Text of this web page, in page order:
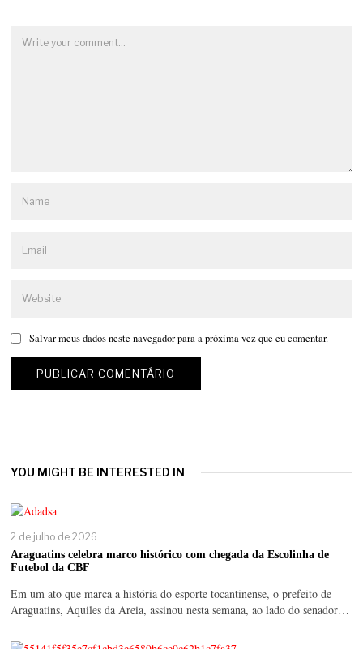
Salvar meus dados neste navegador para a próxima vez que eu comentar.
YOU MIGHT BE INTERESTED IN
2 de julho de 2026
Araguatins celebra marco histórico com chegada da Escolinha de
Futebol da CBF
Em um ato que marca a história do esporte tocantinense, o prefeito de
Araguatins, Aquiles da Areia, assinou nesta semana, ao lado do senador…